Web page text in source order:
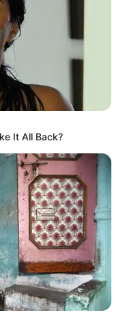
Χαλκιδέων
τη Διοίκηση
υπαρκτό
σιδηροδρομικών
Αυλίδος,
για τη
και
που μένει
στην Εύβοια
δυστύχημα
It All Back?